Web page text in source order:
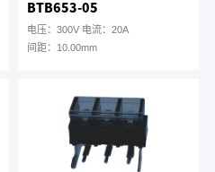
BTB653-05
电压：300V 电流：20A
间距：10.00mm